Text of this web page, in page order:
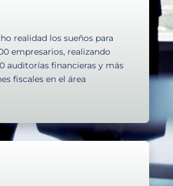
realidad los sueños para
empresarios, realizando
auditorías financieras y más
fiscales en el área